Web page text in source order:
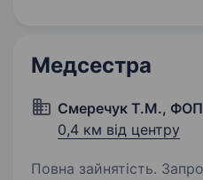
Медсестра
Смеречук Т.М., ФОП
0,4 км від центру
Повна зайнятість. Запрошуємо на роботу